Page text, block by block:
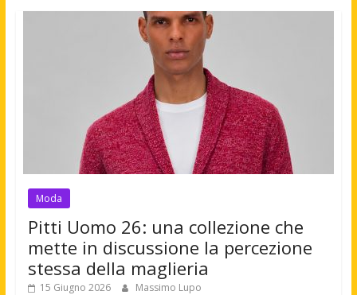
Moda
Pitti Uomo 26: una collezione che
mette in discussione la percezione
stessa della maglieria
15 Giugno 2026 Massimo Lupo